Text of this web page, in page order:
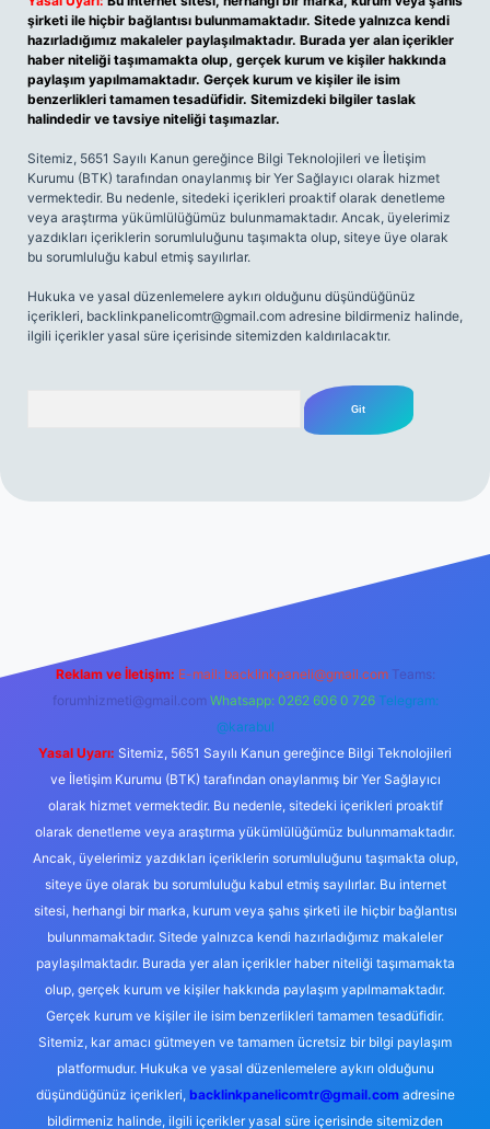
şirketi ile hiçbir bağlantısı bulunmamaktadır. Sitede yalnızca kendi
hazırladığımız makaleler paylaşılmaktadır. Burada yer alan içerikler
haber niteliği taşımamakta olup, gerçek kurum ve kişiler hakkında
paylaşım yapılmamaktadır. Gerçek kurum ve kişiler ile isim
benzerlikleri tamamen tesadüfidir. Sitemizdeki bilgiler taslak
halindedir ve tavsiye niteliği taşımazlar.
Sitemiz, 5651 Sayılı Kanun gereğince Bilgi Teknolojileri ve İletişim
Kurumu (BTK) tarafından onaylanmış bir Yer Sağlayıcı olarak hizmet
vermektedir. Bu nedenle, sitedeki içerikleri proaktif olarak denetleme
veya araştırma yükümlülüğümüz bulunmamaktadır. Ancak, üyelerimiz
yazdıkları içeriklerin sorumluluğunu taşımakta olup, siteye üye olarak
bu sorumluluğu kabul etmiş sayılırlar.
Hukuka ve yasal düzenlemelere aykırı olduğunu düşündüğünüz
içerikleri, backlinkpanelicomtr@gmail.com adresine bildirmeniz halinde,
ilgili içerikler yasal süre içerisinde sitemizden kaldırılacaktır.
Reklam ve İletişim: E-mail: backlinkpaneli@gmail.com Teams:
forumhizmeti@gmail.com Whatsapp: 0262 606 0 726 Telegram:
@karabul
Yasal Uyarı: Sitemiz, 5651 Sayılı Kanun gereğince Bilgi Teknolojileri
ve İletişim Kurumu (BTK) tarafından onaylanmış bir Yer Sağlayıcı
olarak hizmet vermektedir. Bu nedenle, sitedeki içerikleri proaktif
olarak denetleme veya araştırma yükümlülüğümüz bulunmamaktadır.
Ancak, üyelerimiz yazdıkları içeriklerin sorumluluğunu taşımakta olup,
siteye üye olarak bu sorumluluğu kabul etmiş sayılırlar. Bu internet
sitesi, herhangi bir marka, kurum veya şahıs şirketi ile hiçbir bağlantısı
bulunmamaktadır. Sitede yalnızca kendi hazırladığımız makaleler
paylaşılmaktadır. Burada yer alan içerikler haber niteliği taşımamakta
olup, gerçek kurum ve kişiler hakkında paylaşım yapılmamaktadır.
Gerçek kurum ve kişiler ile isim benzerlikleri tamamen tesadüfidir.
Sitemiz, kar amacı gütmeyen ve tamamen ücretsiz bir bilgi paylaşım
platformudur. Hukuka ve yasal düzenlemelere aykırı olduğunu
düşündüğünüz içerikleri, backlinkpanelicomtr@gmail.comadresine
bildirmeniz halinde, ilgili içerikler yasal süre içerisinde sitemizden